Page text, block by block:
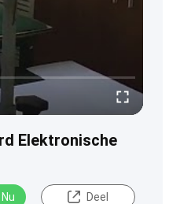
Elektronische
Deel